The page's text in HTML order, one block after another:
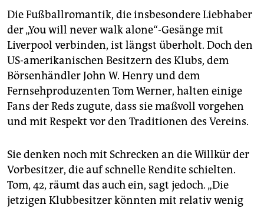
Die Fußballromantik, die insbesondere Liebhaber
der „You will never walk alone“-Gesänge mit
Liverpool verbinden, ist längst überholt. Doch den
US-amerikanischen Besitzern des Klubs, dem
Börsenhändler John W. Henry und dem
Fernsehproduzenten Tom Werner, halten einige
Fans der Reds zugute, dass sie maßvoll vorgehen
und mit Respekt vor den Traditionen des Vereins.
Sie denken noch mit Schrecken an die Willkür der
Vorbesitzer, die auf schnelle Rendite schielten.
Tom, 42, räumt das auch ein, sagt jedoch. „Die
jetzigen Klubbesitzer könnten mit relativ wenig